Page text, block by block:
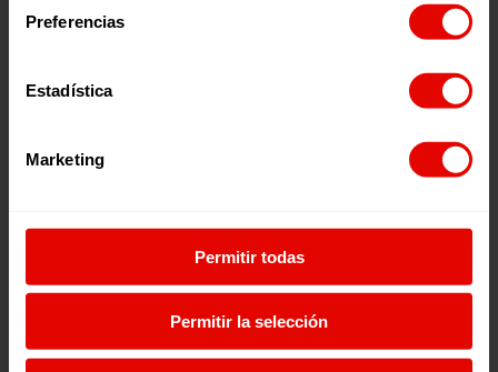
Preferencias
Estadística
Marketing
Permitir todas
Permitir la selección
07 abril 2021